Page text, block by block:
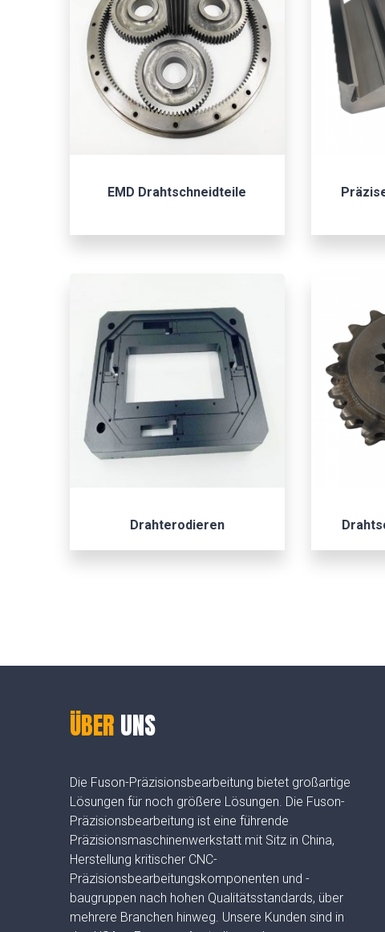
EMD Drahtschneidteile
Drahterodieren
ÜBER UNS
Die Fuson-Präzisionsbearbeitung bietet großartige
Lösungen für noch größere Lösungen. Die Fuson-
Präzisionsbearbeitung ist eine führende
Präzisionsmaschinenwerkstatt mit Sitz in China,
Herstellung kritischer CNC-
Präzisionsbearbeitungskomponenten und -
baugruppen nach hohen Qualitätsstandards, über
mehrere Branchen hinweg. Unsere Kunden sind in